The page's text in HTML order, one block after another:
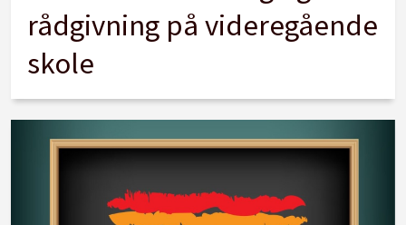
rådgivning på videregående
skole